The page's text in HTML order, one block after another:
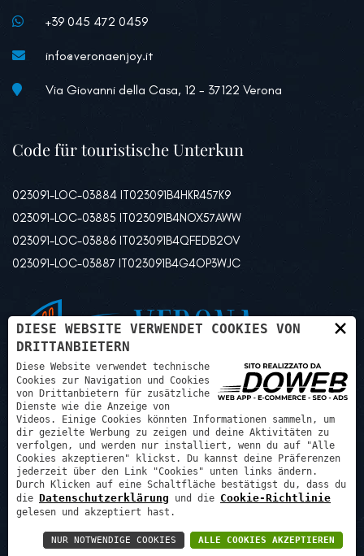
+39 045 472 0459
info@veronaenjoy.it
Via Giovanni della Casa, 12 - 37122 Verona
Code für touristische Unterkun
023091-LOC-03884 IT023091B4HKR457K9
023091-LOC-03885 IT023091B4NOX57AWW
023091-LOC-03886 IT023091B4QFEDB2OV
023091-LOC-03887 IT023091B4G4OP3WJC
Psg progetti sviluppo gestioni srl - P.IVA: 03507240129 REA:
VR425972
Datenschutzrichtlinie-Cookie policy-Welcome
×
DIESE WEBSITE VERWENDET COOKIES VON
DRITTANBIETERN
Diese Website verwendet technische
Cookies zur Navigation und Cookies
von Drittanbietern für zusätzliche
Dienste wie die Anzeige von
Videos. Einige Cookies könnten Informationen sammeln, um
dir gezielte Werbung zu zeigen und deine Aktivitäten zu
verfolgen, und werden nur installiert, wenn du auf "Alle
Cookies akzeptieren" klickst. Du kannst deine Präferenzen
jederzeit über den Link "Cookies" unten links ändern.
Durch Klicken auf eine Schaltfläche bestätigst du, dass du
die Datenschutzerklärung und die Cookie-Richtlinie
gelesen und akzeptiert hast.
ALLE COOKIES AKZEPTIEREN
NUR NOTWENDIGE COOKIES